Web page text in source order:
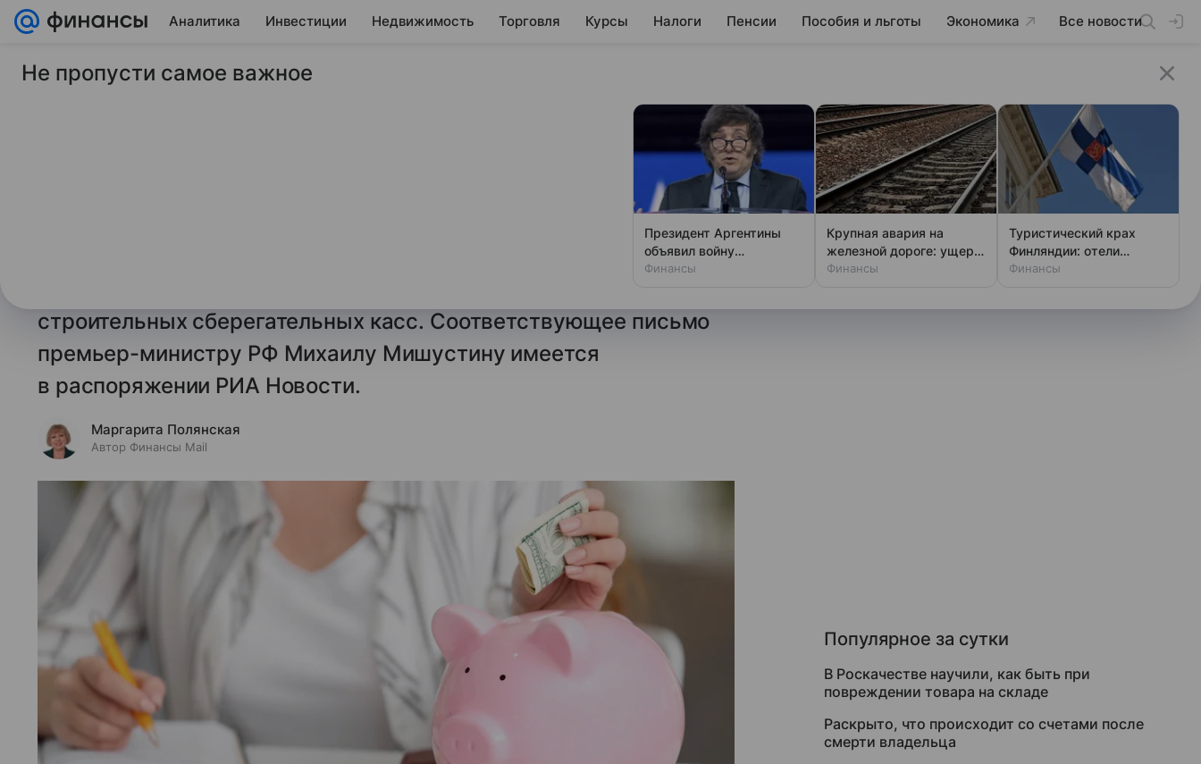
Аналитика Инвестиции Недвижимость Торговля Курсы Налоги Пенсии Пособия и льготы Экономика Все новости
13 февраля 2026 Финансы Mail
Лидер партии «Справедливая Россия», глава думской фракции
строительных сберегательных касс. Соответствующее письмо
премьер-министру РФ Михаилу Мишустину имеется
в распоряжении РИА Новости.
Маргарита Полянская
Автор Финансы Mail
Популярное за сутки
В Роскачестве научили, как быть при
повреждении товара на складе
Раскрыто, что происходит со счетами после
смерти владельца
Не пропусти самое важное
Президент Аргентины
объявил войну
зарплатам политиков
Финансы
Крупная авария на
железной дороге: ущерб
и последствия
Финансы
Туристический крах
Финляндии: отели
пустуют без россиян
Финансы